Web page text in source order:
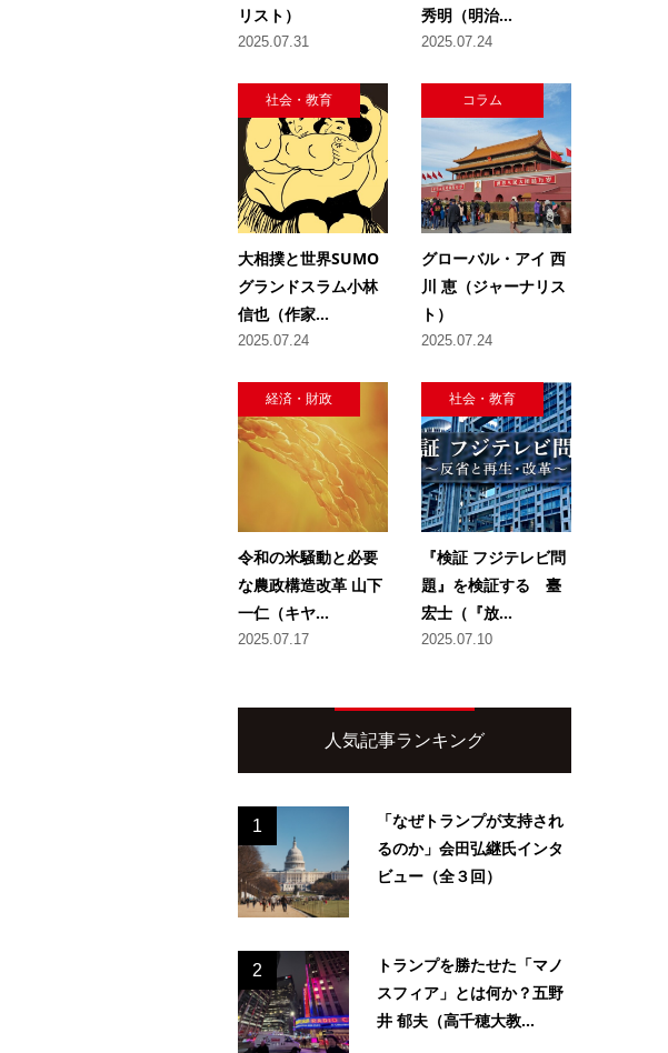
リスト）
2025.07.31
秀明（明治...
2025.07.24
社会・教育
大相撲と世界SUMO
グランドスラム小林
信也（作家...
2025.07.24
コラム
グローバル・アイ 西
川 恵（ジャーナリス
ト）
2025.07.24
経済・財政
令和の米騒動と必要
な農政構造改革 山下
一仁（キヤ...
2025.07.17
社会・教育
『検証 フジテレビ問
題』を検証する 臺
宏士（『放...
2025.07.10
人気記事ランキング
1
「なぜトランプが支持され
るのか」会田弘継氏インタ
ビュー（全３回）
2
トランプを勝たせた「マノ
スフィア」とは何か？五野
井 郁夫（高千穂大教...